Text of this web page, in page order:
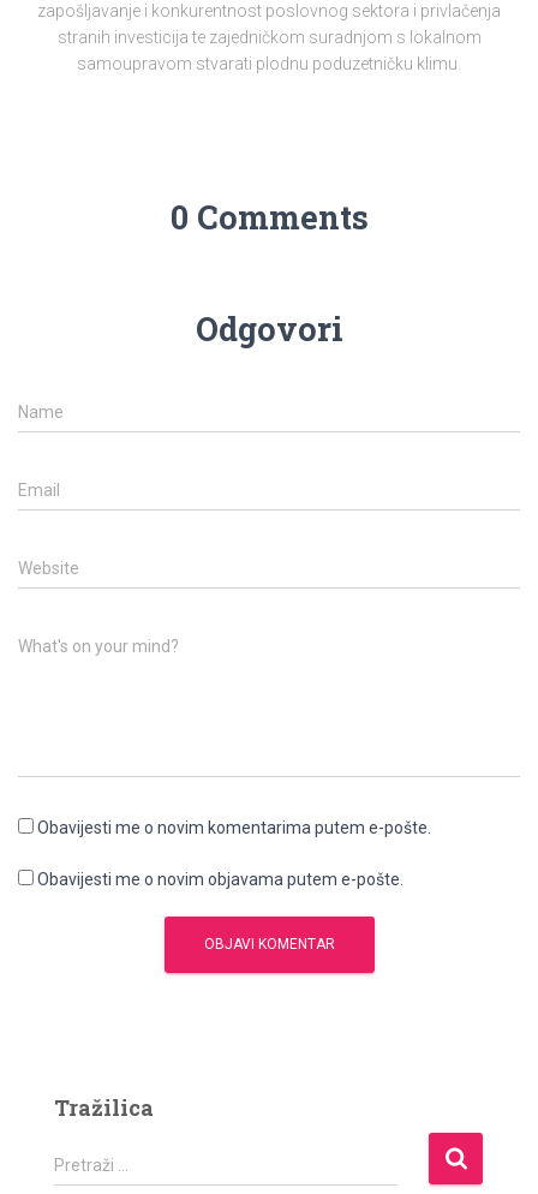
zapošljavanje i konkurentnost poslovnog sektora i privlačenja
stranih investicija te zajedničkom suradnjom s lokalnom
samoupravom stvarati plodnu poduzetničku klimu.
0 Comments
Odgovori
Name
Email
Website
What's on your mind?
Obavijesti me o novim komentarima putem e-pošte.
Obavijesti me o novim objavama putem e-pošte.
Tražilica
P
r
Pretraži …